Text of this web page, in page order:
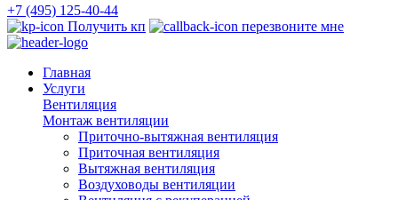
+7 (495) 125-40-44
Получить кп
перезвоните мне
Главная
Услуги
Вентиляция
Монтаж вентиляции
Приточно-вытяжная вентиляция
Приточная вентиляция
Вытяжная вентиляция
Воздуховоды вентиляции